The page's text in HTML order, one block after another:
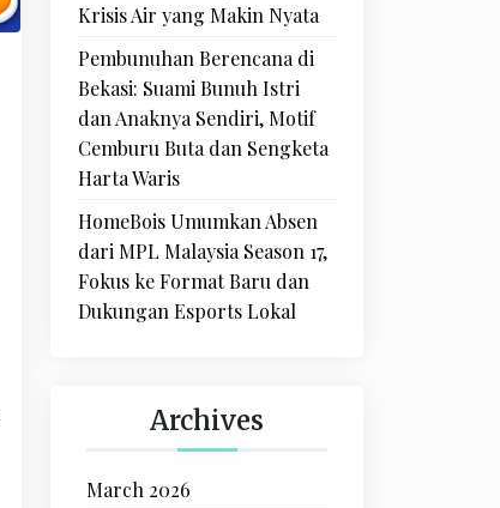
Krisis Air yang Makin Nyata
Pembunuhan Berencana di
Bekasi: Suami Bunuh Istri
dan Anaknya Sendiri, Motif
Cemburu Buta dan Sengketa
Harta Waris
HomeBois Umumkan Absen
dari MPL Malaysia Season 17,
Fokus ke Format Baru dan
Dukungan Esports Lokal
Archives
March 2026